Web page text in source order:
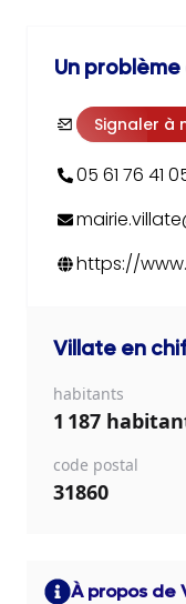
Un problème
Signaler à
05 61 76 41
https://
Villate en
habitants
1 187
code postal
31860
À propos de